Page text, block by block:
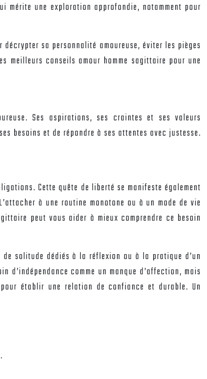
mérite une exploration approfondie, notamment pour
sa personnalité amoureuse, éviter les pièges
meilleurs conseils amour homme sagittaire pour une
Ses aspirations, ses craintes et ses valeurs
besoins et de répondre à ses attentes avec justesse.
Cette quête de liberté se manifeste également
à une routine monotone ou à un mode de vie
peut vous aider à mieux comprendre ce besoin
solitude dédiés à la réflexion ou à la pratique d’un
comme un manque d’affection, mais
établir une relation de confiance et durable. Un